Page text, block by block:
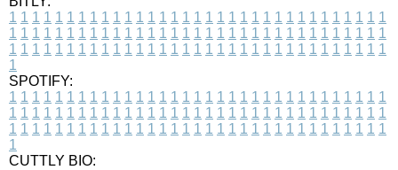
1 1 1 1 1 1 1 1 1 1 1 1 1 1 1 1 1 1 1 1 1 1 1 1 1 1 1 1 1 1 1 1 1
1 1 1 1 1 1 1 1 1 1 1 1 1 1 1 1 1 1 1 1 1 1 1 1 1 1 1 1 1 1 1 1 1
1 1 1 1 1 1 1 1 1 1 1 1 1 1 1 1 1 1 1 1 1 1 1 1 1 1 1 1 1 1 1 1 1
1
SPOTIFY:
1 1 1 1 1 1 1 1 1 1 1 1 1 1 1 1 1 1 1 1 1 1 1 1 1 1 1 1 1 1 1 1 1
1 1 1 1 1 1 1 1 1 1 1 1 1 1 1 1 1 1 1 1 1 1 1 1 1 1 1 1 1 1 1 1 1
1 1 1 1 1 1 1 1 1 1 1 1 1 1 1 1 1 1 1 1 1 1 1 1 1 1 1 1 1 1 1 1 1
1
CUTTLY BIO: